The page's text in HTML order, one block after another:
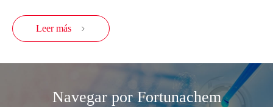
Leer más 
Navegar por Fortunachem